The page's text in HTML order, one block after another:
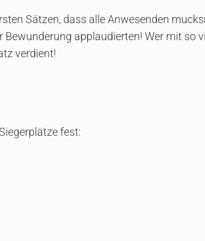
Sätzen, dass alle Anwesenden
applaudierten! Wer mit so
verdient!
fest: